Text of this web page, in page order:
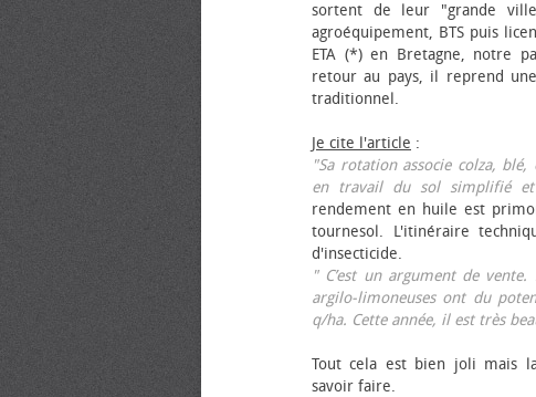
sortent de leur "grande
agroéquipement, BTS puis
ETA (*) en Bretagne, notre
retour au pays, il reprend
traditionnel.
Je cite l'article :
"Sa rotation associe colza,
en travail du sol simplifié
rendement en huile est
tournesol. L'itinéraire
d'insecticide.
" C’est un argument de
argilo-limoneuses ont du
q/ha. Cette année, il est très
Tout cela est bien joli mais
savoir faire.